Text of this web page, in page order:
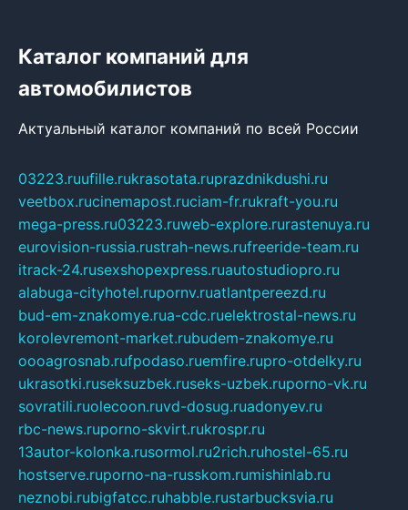
Каталог компаний для
автомобилистов
Актуальный каталог компаний по всей России
03223.ruufille.rukrasotata.ruprazdnikdushi.ru
veetbox.rucinemapost.ruciam-fr.rukraft-you.ru
mega-press.ru03223.ruweb-explore.rurastenuya.ru
eurovision-russia.rustrah-news.rufreeride-team.ru
itrack-24.rusexshopexpress.ruautostudiopro.ru
alabuga-cityhotel.rupornv.ruatlantpereezd.ru
bud-em-znakomye.rua-cdc.ruelektrostal-news.ru
korolevremont-market.rubudem-znakomye.ru
oooagrosnab.rufpodaso.ruemfire.rupro-otdelky.ru
ukrasotki.ruseksuzbek.ruseks-uzbek.ruporno-vk.ru
sovratili.ruolecoon.ruvd-dosug.ruadonyev.ru
rbc-news.ruporno-skvirt.rukrospr.ru
13autor-kolonka.rusormol.ru2rich.ruhostel-65.ru
hostserve.ruporno-na-russkom.rumishinlab.ru
neznobi.rubigfatcc.ruhabble.rustarbucksvia.ru